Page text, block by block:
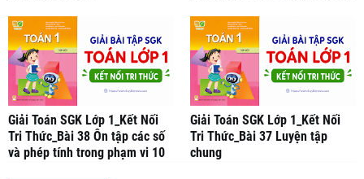
Giải Toán SGK Lớp 1_Kết Nối
Tri Thức_Bài 38 Ôn tập các số
và phép tính trong phạm vi 10
Giải Toán SGK Lớp 1_Kết Nối
Tri Thức_Bài 37 Luyện tập
chung